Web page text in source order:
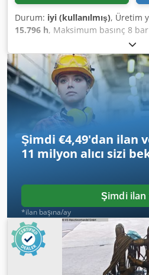
Durum: iyi (kullanılmış), Üretim
15.796 h, Maksimum basınç 8
Nominal güç 110 kW Kompresör
Hz Dksdpsy Tui Tefx Adlor
50 Hz Kompresör düzenli olarak
kullanılmamaktadır.
Şimdi €4,49'dan ilan
11 milyon alıcı sizi
Şimdi ilan
*ilan başına/ay